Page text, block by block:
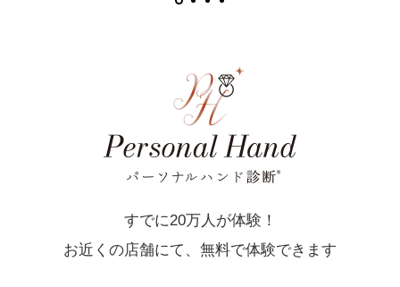
すでに20万人が体験！
お近くの店舗にて、無料で体験できます